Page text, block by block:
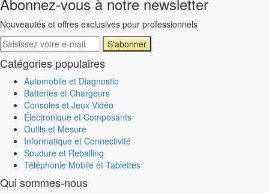
Nouveautés et offres exclusives pour professionnels
S'abonner
Catégories populaires
Automobile et Diagnostic
Batteries et Chargeurs
Consoles et Jeux Vidéo
Électronique et Composants
Outils et Mesure
Informatique et Connectivité
Soudure et Reballing
Téléphonie Mobile et Tablettes
Qui sommes-nous